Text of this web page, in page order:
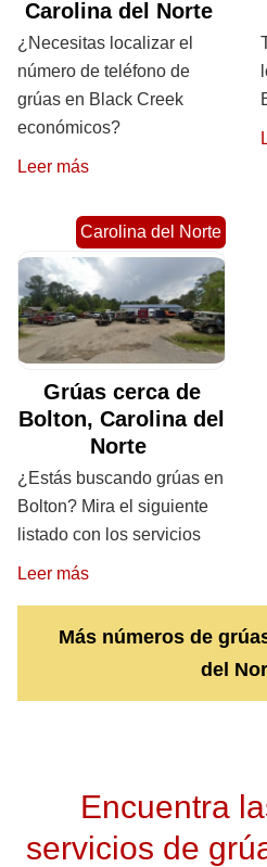
Carolina del Norte
¿Necesitas localizar el
número de teléfono de
grúas en Black Creek
económicos?
Leer más
Carolina del Norte
Grúas cerca de
Bolton, Carolina del
Norte
¿Estás buscando grúas en
Bolton? Mira el siguiente
listado con los servicios
Leer más
Más números de
del
Encuentra
servicios de